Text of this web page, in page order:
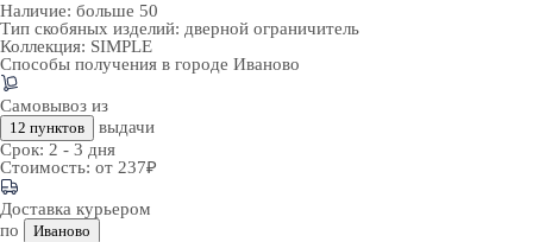
Наличие: больше 50
Тип скобяных изделий: дверной ограничитель
Коллекция: SIMPLE
Способы получения в городе Иваново
Самовывоз из
12 пунктов
выдачи
Срок: 2 - 3 дня
Стоимость: от 237₽
Доставка курьером
по
Иваново